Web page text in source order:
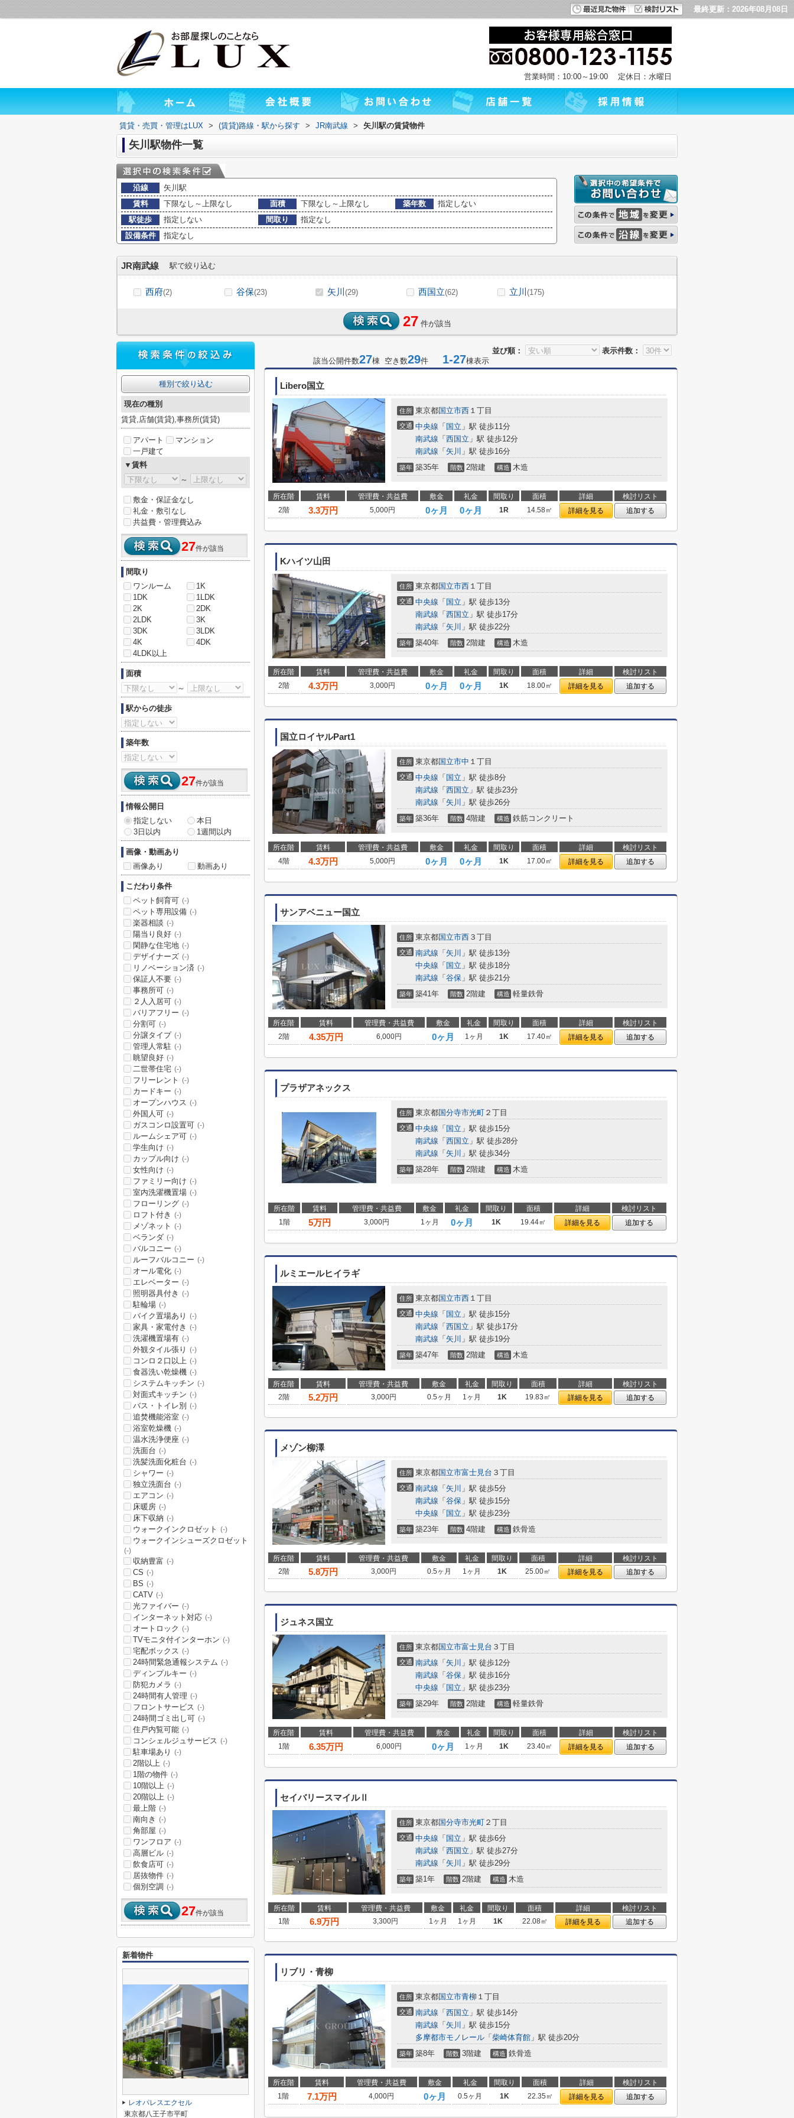
最終更新：2026年08月08日
営業時間：10:00～19:00 定休日：水曜日
賃貸・売買・管理はLUX > (賃貸)路線・駅から探す > JR南武線 > 矢川駅の賃貸物件
矢川駅物件一覧
沿線
矢川駅
賃料
下限なし～上限なし 面積 下限なし～上限なし 築年数
指定しない
駅徒歩
指定しない 間取り
指定なし
設備条件
指定なし
JR南武線 駅で絞り込む
西府(2) 谷保(23) 矢川 (29) 西国立(62) 立川 (175)
27 件が該当
並び順：
表示件数：
該当公開件数27棟 空き数29件 1-27棟表示
Libero国立
住所 東京都国立市西 １丁目
交通 中央線 「 国立 」駅 徒歩11分
南武線 「 西国立 」駅 徒歩12分
南武線 「 矢川 」駅 徒歩16分
築年 築35年 階数 2階建 構造 木造
所在階 賃料 管理費・共益費 敷金 礼金 間取り 面積 詳細
検討リスト
2階
3.3万円 5,000円 0ヶ月 0ヶ月 1R 14.58㎡ 詳細を見る 追加する
Kハイツ山田
住所 東京都国立市西 １丁目
交通 中央線 「 国立 」駅 徒歩13分
南武線 「 西国立 」駅 徒歩17分
南武線 「 矢川 」駅 徒歩22分
築年 築40年 階数 2階建 構造 木造
所在階 賃料 管理費・共益費 敷金 礼金 間取り 面積 詳細
検討リスト
2階
4.3万円 3,000円 0ヶ月 0ヶ月 1K 18.00㎡ 詳細を見る 追加する
国立ロイヤルPart1
住所 東京都国立市中 １丁目
交通 中央線 「 国立 」駅 徒歩8分
南武線 「 西国立 」駅 徒歩23分
南武線 「 矢川 」駅 徒歩26分
築年 築36年 階数 4階建 構造 鉄筋コンクリート
所在階 賃料 管理費・共益費 敷金 礼金 間取り 面積 詳細
検討リスト
4階
4.3万円 5,000円 0ヶ月 0ヶ月 1K 17.00㎡ 詳細を見る 追加する
サンアベニュー国立
住所 東京都国立市西 ３丁目
交通 南武線 「 矢川 」駅 徒歩13分
中央線 「 国立 」駅 徒歩18分
南武線 「 谷保 」駅 徒歩21分
築年 築41年 階数 2階建 構造 軽量鉄骨
所在階 賃料 管理費・共益費 敷金 礼金 間取り 面積 詳細
検討リスト
2階
4.35万円 6,000円 0ヶ月 1ヶ月 1K 17.40㎡ 詳細を見る 追加する
プラザアネックス
住所 東京都国分寺市光町 ２丁目
交通 中央線 「 国立 」駅 徒歩15分
南武線 「 西国立 」駅 徒歩28分
南武線 「 矢川 」駅 徒歩34分
築年 築28年 階数 2階建 構造 木造
所在階 賃料 管理費・共益費 敷金 礼金 間取り 面積 詳細
検討リスト
1階
5万円 3,000円 1ヶ月 0ヶ月 1K 19.44㎡ 詳細を見る 追加する
ルミエールヒイラギ
住所 東京都国立市西 １丁目
交通 中央線 「 国立 」駅 徒歩15分
南武線 「 西国立 」駅 徒歩17分
南武線 「 矢川 」駅 徒歩19分
築年 築47年 階数 2階建 構造 木造
所在階 賃料 管理費・共益費 敷金 礼金 間取り 面積 詳細
検討リスト
2階
5.2万円 3,000円 0.5ヶ月 1ヶ月 1K 19.83㎡ 詳細を見る 追加する
メゾン柳澤
住所 東京都国立市富士見台 ３丁目
交通 南武線 「 矢川 」駅 徒歩5分
南武線 「 谷保 」駅 徒歩15分
中央線 「 国立 」駅 徒歩23分
築年 築23年 階数 4階建 構造 鉄骨造
所在階 賃料 管理費・共益費 敷金 礼金 間取り 面積 詳細
検討リスト
2階
5.8万円 3,000円 0.5ヶ月 1ヶ月 1K 25.00㎡ 詳細を見る 追加する
ジュネス国立
住所 東京都国立市富士見台 ３丁目
交通 南武線 「 矢川 」駅 徒歩12分
南武線 「 谷保 」駅 徒歩16分
中央線 「 国立 」駅 徒歩23分
築年 築29年 階数 2階建 構造 軽量鉄骨
所在階 賃料 管理費・共益費 敷金 礼金 間取り 面積 詳細
検討リスト
1階
6.35万円 6,000円 0ヶ月 1ヶ月 1K 23.40㎡ 詳細を見る 追加する
セイバリースマイルⅡ
住所 東京都国分寺市光町 ２丁目
交通 中央線 「 国立 」駅 徒歩6分
南武線 「 西国立 」駅 徒歩27分
南武線 「 矢川 」駅 徒歩29分
築年 築1年 階数 2階建 構造 木造
所在階 賃料 管理費・共益費 敷金 礼金 間取り 面積 詳細
検討リスト
1階
6.9万円 3,300円 1ヶ月 1ヶ月 1K 22.08㎡ 詳細を見る 追加する
リブリ・青柳
住所 東京都国立市青柳 １丁目
交通 南武線 「 西国立 」駅 徒歩14分
南武線 「 矢川 」駅 徒歩15分
多摩都市モノレール 「 柴崎体育館 」駅 徒歩20分
築年 築8年 階数 3階建 構造 鉄骨造
所在階 賃料 管理費・共益費 敷金 礼金 間取り 面積 詳細
検討リスト
1階
7.1万円 4,000円 0ヶ月 0.5ヶ月 1K 22.35㎡ 詳細を見る 追加する
種別で絞り込む
現在の種別
賃貸,店舗(賃貸),事務所(賃貸)
アパート
マンション
一戸建て
▼賃料
～
敷金・保証金なし
礼金・敷引なし
共益費・管理費込み
27件が該当
間取り
ワンルーム
1K
1DK
1LDK
2K
2DK
2LDK
3K
3DK
3LDK
4K
4DK
4LDK以上
面積
～
駅からの徒歩
築年数
27件が該当
情報公開日
指定しない
本日
3日以内
1週間以内
画像・動画あり
画像あり
動画あり
こだわり条件
ペット飼育可 (-)
ペット専用設備 (-)
楽器相談 (-)
陽当り良好 (-)
閑静な住宅地 (-)
デザイナーズ (-)
リノベーション済 (-)
保証人不要 (-)
事務所可 (-)
２人入居可 (-)
バリアフリー (-)
分割可 (-)
分譲タイプ (-)
管理人常駐 (-)
眺望良好 (-)
二世帯住宅 (-)
フリーレント (-)
カードキー (-)
オープンハウス (-)
外国人可 (-)
ガスコンロ設置可 (-)
ルームシェア可 (-)
学生向け (-)
カップル向け (-)
女性向け (-)
ファミリー向け (-)
室内洗濯機置場 (-)
フローリング (-)
ロフト付き (-)
メゾネット (-)
ベランダ (-)
バルコニー (-)
ルーフバルコニー (-)
オール電化 (-)
エレベーター (-)
照明器具付き (-)
駐輪場 (-)
バイク置場あり (-)
家具・家電付き (-)
洗濯機置場有 (-)
外観タイル張り (-)
コンロ２口以上 (-)
食器洗い乾燥機 (-)
システムキッチン (-)
対面式キッチン (-)
バス・トイレ別 (-)
追焚機能浴室 (-)
浴室乾燥機 (-)
温水洗浄便座 (-)
洗面台 (-)
洗髪洗面化粧台 (-)
シャワー (-)
独立洗面台 (-)
エアコン (-)
床暖房 (-)
床下収納 (-)
ウォークインクロゼット (-)
ウォークインシューズクロゼット
(-)
収納豊富 (-)
CS (-)
BS (-)
CATV (-)
光ファイバー (-)
インターネット対応 (-)
オートロック (-)
TVモニタ付インターホン (-)
宅配ボックス (-)
24時間緊急通報システム (-)
ディンプルキー (-)
防犯カメラ (-)
24時間有人管理 (-)
フロントサービス (-)
24時間ゴミ出し可 (-)
住戸内覧可能 (-)
コンシェルジュサービス (-)
駐車場あり (-)
2階以上 (-)
1階の物件 (-)
10階以上 (-)
20階以上 (-)
最上階 (-)
南向き (-)
角部屋 (-)
ワンフロア (-)
高層ビル (-)
飲食店可 (-)
居抜物件 (-)
個別空調 (-)
27件が該当
新着物件
レオパレスエクセル
東京都八王子市平町